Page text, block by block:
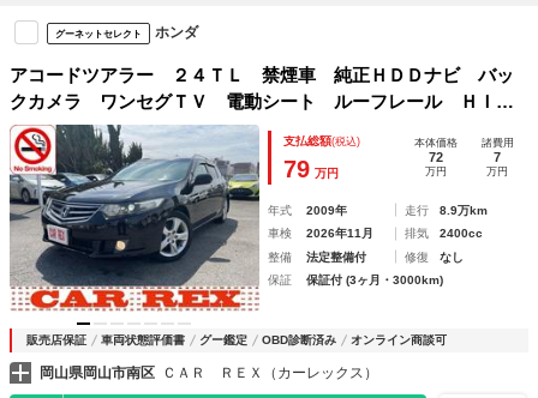
グーネットセレクト ホンダ
アコードツアラー ２４ＴＬ 禁煙車 純正ＨＤＤナビ バッ
クカメラ ワンセグＴＶ 電動シート ルーフレール ＨＩ
Ｄ パドルシフト クルーズコントロール 純正アルミホイー
ル ＣＤ／ＤＶＤ再生 キーレス ＥＴＣ 点検記録簿
支払総額(税込)
79 万円
本体価格
72
万円
諸費用
7
万円
年式 2009年 走行
8.9万km
車検
2026年11月 排気
2400cc
整備
法定整備付 修復
なし
保証
保証付 (3ヶ月・3000km)
販売店保証 車両状態評価書 グー鑑定 OBD診断済み オンライン商談可
岡山県岡山市南区 ＣＡＲ ＲＥＸ（カーレックス）